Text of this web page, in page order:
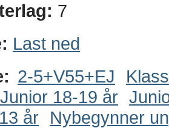
7
Last ned
2-5+V55+EJ
18-19 år
år
Nybegynner